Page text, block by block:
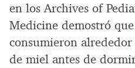
en los Archives of
Medicine demostró
consumieron
de miel antes de